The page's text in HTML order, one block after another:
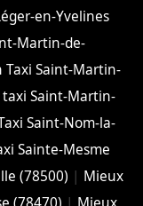
en-Yvelines
Martin-de-
Taxi Saint-Martin-
Saint-Martin-
Saint-Nom-la-
Sainte-Mesme
(78500) | Mieux